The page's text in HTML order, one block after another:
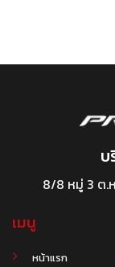
บ
8/8 หมู่ 3 ต.
เมนู
หน้าแรก